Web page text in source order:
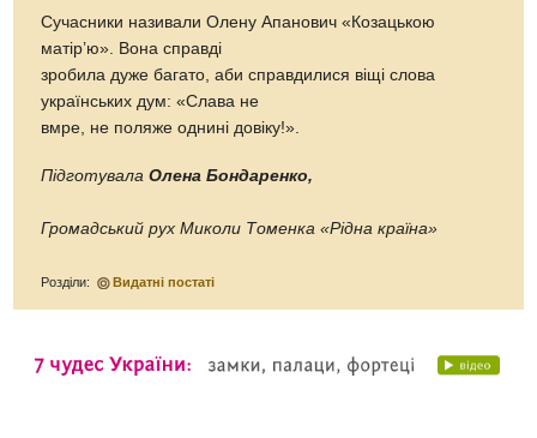
Сучасники називали Олену Апанович «Козацькою
матір’ю». Вона справді
зробила дуже багато, аби справдилися віщі слова
українських дум: «Слава не
вмре, не поляже однині довіку!».
ПідготувалаОлена Бондаренко,
Громадський рух Миколи Томенка «Рідна країна»
Розділи: Видатні постаті